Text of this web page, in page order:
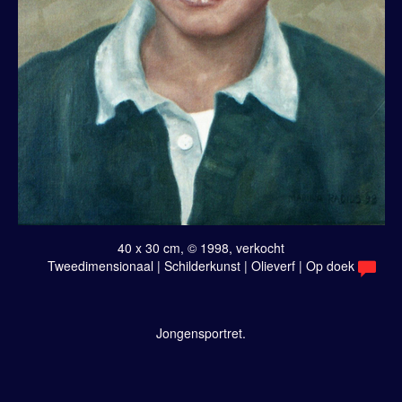
40 x 30 cm, © 1998, verkocht
Tweedimensionaal | Schilderkunst | Olieverf | Op doek
Jongensportret.